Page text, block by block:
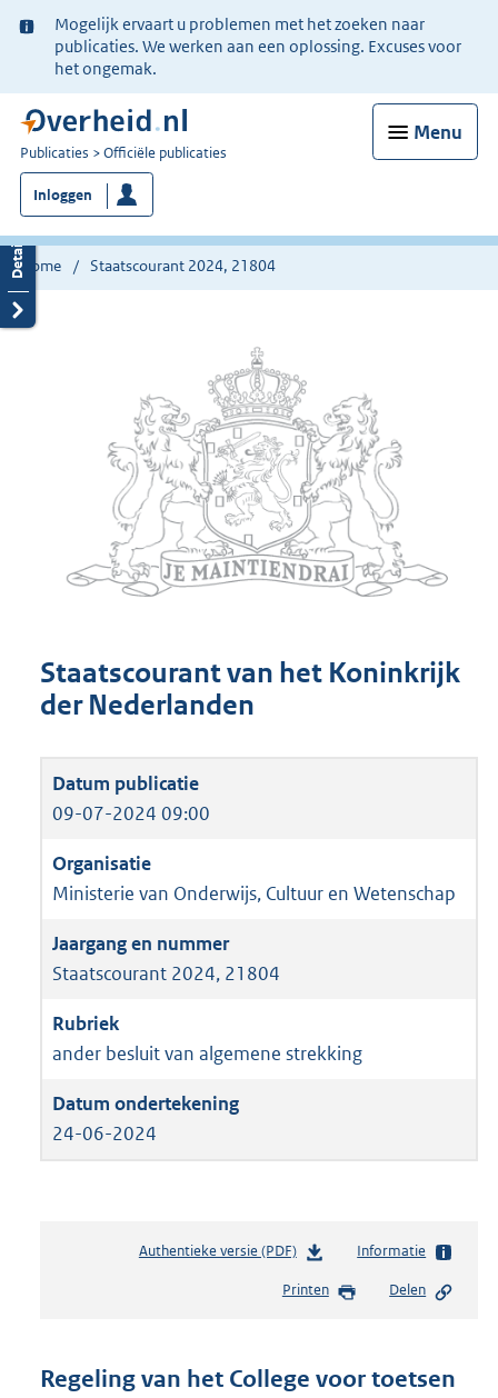
Ter
informatie:
Mogelijk ervaart u problemen met het zoeken naar
publicaties. We werken aan een oplossing. Excuses voor
het ongemak.
Menu
U
bent
nu
hier:
Publicaties Officiële publicaties
Inloggen
Home Staatscourant 2024, 21804
Staatscourant van het Koninkrijk
der Nederlanden
09-07-2024 09:00
Ministerie van Onderwijs, Cultuur en Wetenschap
Staatscourant 2024, 21804
ander besluit van algemene strekking
24-06-2024
Authentieke versie (PDF)b
s
d
Informatie
Printen Delen
Regeling van het College voor toetsen